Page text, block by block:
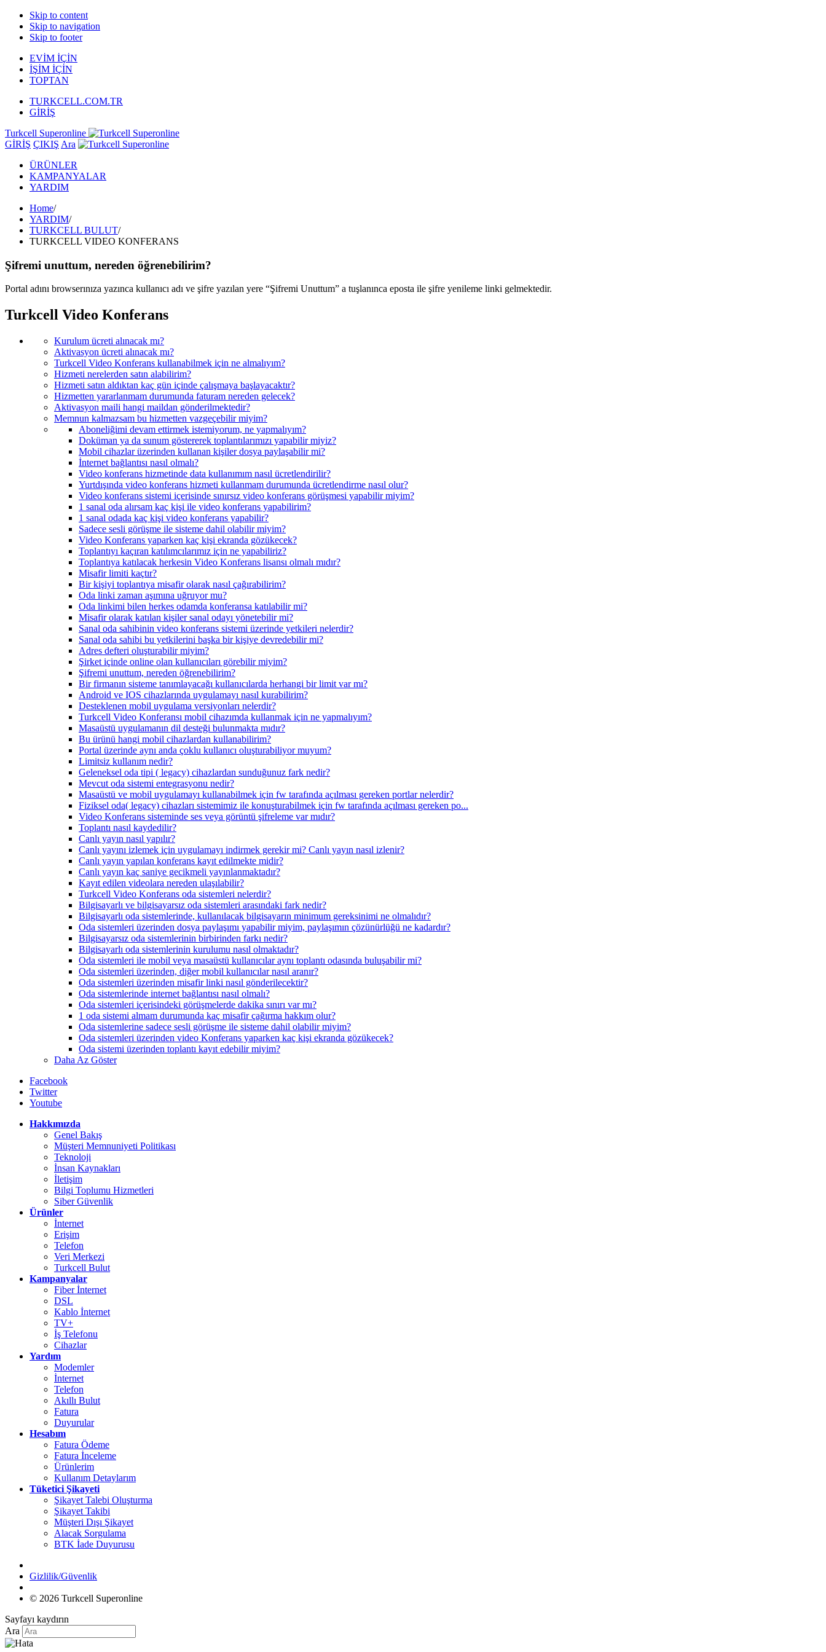
Skip to content
Skip to navigation
Skip to footer
EVİM İÇİN
İŞİM İÇİN
TOPTAN
TURKCELL.COM.TR
GİRİŞ
Turkcell Superonline
GİRİŞ ÇIKIŞ Ara
ÜRÜNLER
KAMPANYALAR
YARDIM
Home/
YARDIM/
TURKCELL BULUT/
TURKCELL VIDEO KONFERANS
Şifremi unuttum, nereden öğrenebilirim?
Portal adını browserınıza yazınca kullanıcı adı ve şifre yazılan yere “Şifremi Unuttum” a tuşlanınca eposta ile şifre yenileme linki gelmektedir.
Turkcell Video Konferans
Kurulum ücreti alınacak mı?
Aktivasyon ücreti alınacak mı?
Turkcell Video Konferans kullanabilmek için ne almalıyım?
Hizmeti nerelerden satın alabilirim?
Hizmeti satın aldıktan kaç gün içinde çalışmaya başlayacaktır?
Hizmetten yararlanmam durumunda faturam nereden gelecek?
Aktivasyon maili hangi maildan gönderilmektedir?
Memnun kalmazsam bu hizmetten vazgeçebilir miyim?
Aboneliğimi devam ettirmek istemiyorum, ne yapmalıyım?
Doküman ya da sunum göstererek toplantılarımızı yapabilir miyiz?
Mobil cihazlar üzerinden kullanan kişiler dosya paylaşabilir mi?
İnternet bağlantısı nasıl olmalı?
Video konferans hizmetinde data kullanımım nasıl ücretlendirilir?
Yurtdışında video konferans hizmeti kullanmam durumunda ücretlendirme nasıl olur?
Video konferans sistemi içerisinde sınırsız video konferans görüşmesi yapabilir miyim?
1 sanal oda alırsam kaç kişi ile video konferans yapabilirim?
1 sanal odada kaç kişi video konferans yapabilir?
Sadece sesli görüşme ile sisteme dahil olabilir miyim?
Video Konferans yaparken kaç kişi ekranda gözükecek?
Toplantıyı kaçıran katılımcılarımız için ne yapabiliriz?
Toplantıya katılacak herkesin Video Konferans lisansı olmalı mıdır?
Misafir limiti kaçtır?
Bir kişiyi toplantıya misafir olarak nasıl çağırabilirim?
Oda linki zaman aşımına uğruyor mu?
Oda linkimi bilen herkes odamda konferansa katılabilir mi?
Misafir olarak katılan kişiler sanal odayı yönetebilir mi?
Sanal oda sahibinin video konferans sistemi üzerinde yetkileri nelerdir?
Sanal oda sahibi bu yetkilerini başka bir kişiye devredebilir mi?
Adres defteri oluşturabilir miyim?
Şirket içinde online olan kullanıcıları görebilir miyim?
Şifremi unuttum, nereden öğrenebilirim?
Bir firmanın sisteme tanımlayacağı kullanıcılarda herhangi bir limit var mı?
Android ve IOS cihazlarında uygulamayı nasıl kurabilirim?
Desteklenen mobil uygulama versiyonları nelerdir?
Turkcell Video Konferansı mobil cihazımda kullanmak için ne yapmalıyım?
Masaüstü uygulamanın dil desteği bulunmakta mıdır?
Bu ürünü hangi mobil cihazlardan kullanabilirim?
Portal üzerinde aynı anda çoklu kullanıcı oluşturabiliyor muyum?
Limitsiz kullanım nedir?
Geleneksel oda tipi ( legacy) cihazlardan sunduğunuz fark nedir?
Mevcut oda sistemi entegrasyonu nedir?
Masaüstü ve mobil uygulamayı kullanabilmek için fw tarafında açılması gereken portlar nelerdir?
Fiziksel oda( legacy) cihazları sistemimiz ile konuşturabilmek için fw tarafında açılması gereken po...
Video Konferans sisteminde ses veya görüntü şifreleme var mıdır?
Toplantı nasıl kaydedilir?
Canlı yayın nasıl yapılır?
Canlı yayını izlemek için uygulamayı indirmek gerekir mi? Canlı yayın nasıl izlenir?
Canlı yayın yapılan konferans kayıt edilmekte midir?
Canlı yayın kaç saniye gecikmeli yayınlanmaktadır?
Kayıt edilen videolara nereden ulaşılabilir?
Turkcell Video Konferans oda sistemleri nelerdir?
Bilgisayarlı ve bilgisayarsız oda sistemleri arasındaki fark nedir?
Bilgisayarlı oda sistemlerinde, kullanılacak bilgisayarın minimum gereksinimi ne olmalıdır?
Oda sistemleri üzerinden dosya paylaşımı yapabilir miyim, paylaşımın çözünürlüğü ne kadardır?
Bilgisayarsız oda sistemlerinin birbirinden farkı nedir?
Bilgisayarlı oda sistemlerinin kurulumu nasıl olmaktadır?
Oda sistemleri ile mobil veya masaüstü kullanıcılar aynı toplantı odasında buluşabilir mi?
Oda sistemleri üzerinden, diğer mobil kullanıcılar nasıl aranır?
Oda sistemleri üzerinden misafir linki nasıl gönderilecektir?
Oda sistemlerinde internet bağlantısı nasıl olmalı?
Oda sistemleri içerisindeki görüşmelerde dakika sınırı var mı?
1 oda sistemi almam durumunda kaç misafir çağırma hakkım olur?
Oda sistemlerine sadece sesli görüşme ile sisteme dahil olabilir miyim?
Oda sistemleri üzerinden video Konferans yaparken kaç kişi ekranda gözükecek?
Oda sistemi üzerinden toplantı kayıt edebilir miyim?
Daha Az Göster
Facebook
Twitter
Youtube
Hakkımızda
Genel Bakış
Müşteri Memnuniyeti Politikası
Teknoloji
İnsan Kaynakları
İletişim
Bilgi Toplumu Hizmetleri
Siber Güvenlik
Ürünler
İnternet
Erişim
Telefon
Veri Merkezi
Turkcell Bulut
Kampanyalar
Fiber İnternet
DSL
Kablo İnternet
TV+
İş Telefonu
Cihazlar
Yardım
Modemler
İnternet
Telefon
Akıllı Bulut
Fatura
Duyurular
Hesabım
Fatura Ödeme
Fatura İnceleme
Ürünlerim
Kullanım Detaylarım
Tüketici Şikayeti
Şikayet Talebi Oluşturma
Şikayet Takibi
Müşteri Dışı Şikayet
Alacak Sorgulama
BTK İade Duyurusu
Gizlilik/Güvenlik
© 2026 Turkcell Superonline
Sayfayı kaydırın
Ara